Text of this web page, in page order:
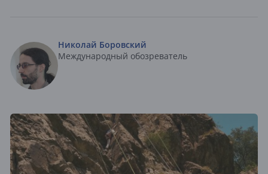
Николай Боровский
Международный обозреватель